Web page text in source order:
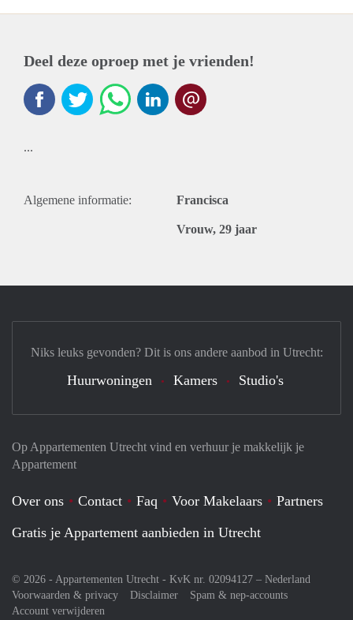
Deel deze oproep met je vrienden!
...
Algemene informatie: Francisca
Vrouw, 29 jaar
Op Appartementen Utrecht vind en verhuur je makkelijk je
Appartement
Over ons Contact Faq Voor Makelaars
Partners
Gratis je Appartement aanbieden in Utrecht
© 2026 - Appartementen Utrecht - KvK nr. 02094127 – Nederland
Voorwaarden & privacy
Disclaimer
Spam & nep-accounts
Account verwijderen
Niks leuks gevonden? Dit is ons andere aanbod in Utrecht:
Huurwoningen Kamers Studio's